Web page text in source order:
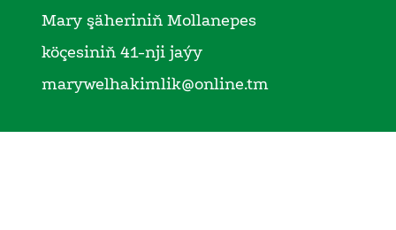
Mary şäheriniň Mollanepes
köçesiniň 41-nji jaýy
marywelhakimlik@online.tm